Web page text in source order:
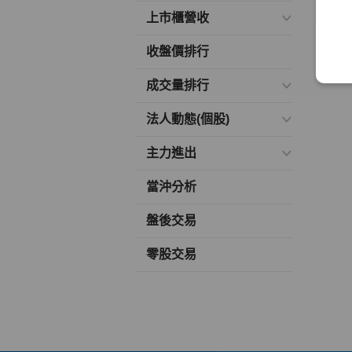
上市櫃營收
收盤價排行
成交量排行
法人動態(個股)
主力進出
當沖分析
盤後交易
零股交易